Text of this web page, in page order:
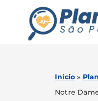
Início »
Notre